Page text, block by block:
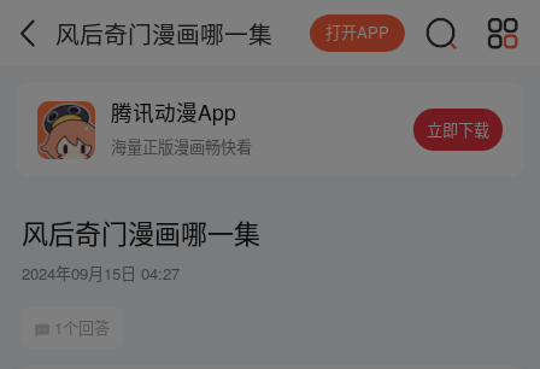
风后奇门漫画哪一集 打开APP
腾讯动漫App
海量正版漫画畅快看
立即下载
风后奇门漫画哪一集
2024年09月15日 04:27
1个回答